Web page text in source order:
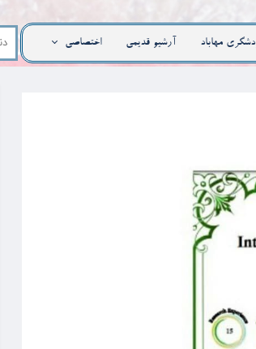
مهاباد آرشیو قدیمی اختصاصی